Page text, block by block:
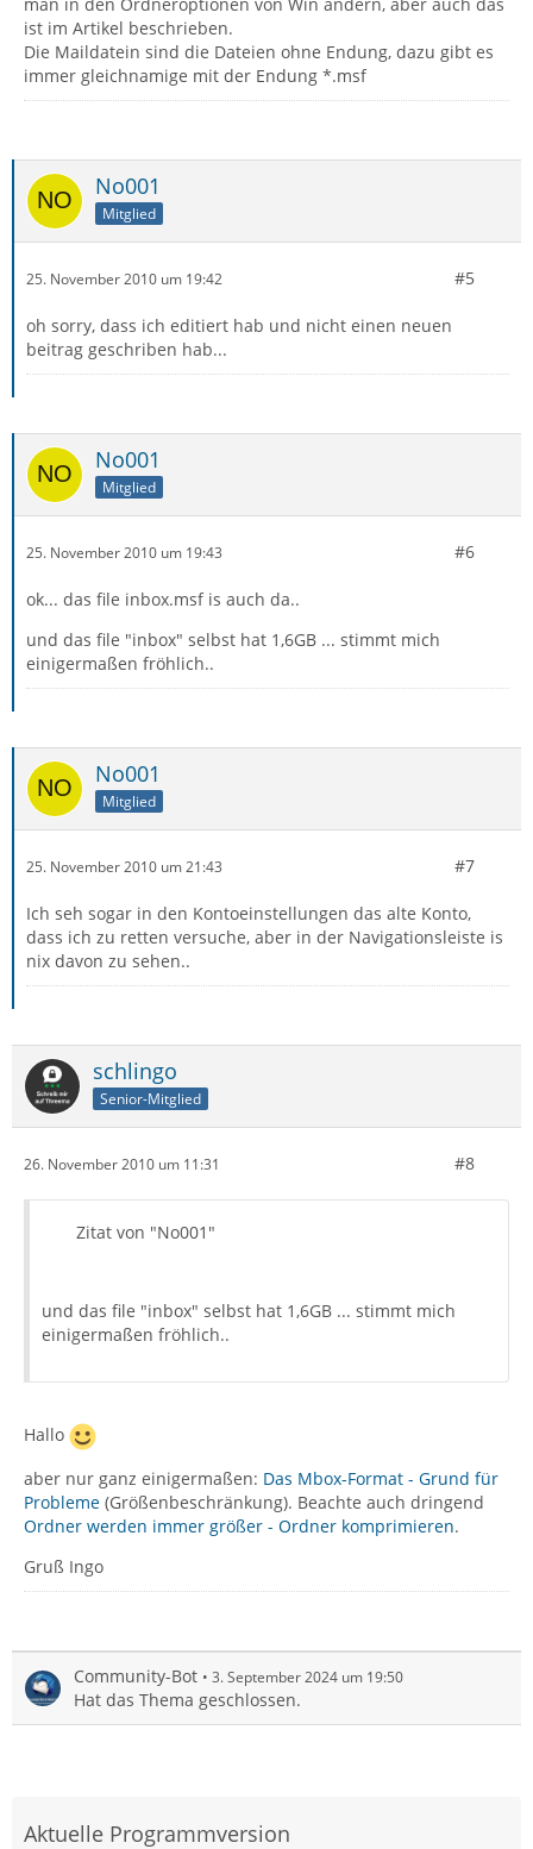
ist im Artikel beschrieben.
Die Maildatein sind die Dateien ohne Endung, dazu gibt es
immer gleichnamige mit der Endung *.msf
No001
Mitglied
25. November 2010 um 19:42 #5
oh sorry, dass ich editiert hab und nicht einen neuen
beitrag geschriben hab...
No001
Mitglied
25. November 2010 um 19:43 #6
ok... das file inbox.msf is auch da..
und das file "inbox" selbst hat 1,6GB ... stimmt mich
einigermaßen fröhlich..
No001
Mitglied
25. November 2010 um 21:43 #7
Ich seh sogar in den Kontoeinstellungen das alte Konto,
dass ich zu retten versuche, aber in der Navigationsleiste is
nix davon zu sehen..
schlingo
Senior-Mitglied
26. November 2010 um 11:31 #8
Zitat von "No001"
und das file "inbox" selbst hat 1,6GB ... stimmt mich
einigermaßen fröhlich..
Hallo
aber nur ganz einigermaßen: Das Mbox-Format - Grund für
Probleme (Größenbeschränkung). Beachte auch dringend
Ordner werden immer größer - Ordner komprimieren.
Gruß Ingo
Community-Bot 3. September 2024 um 19:50
Hat das Thema geschlossen.
Aktuelle Programmversion